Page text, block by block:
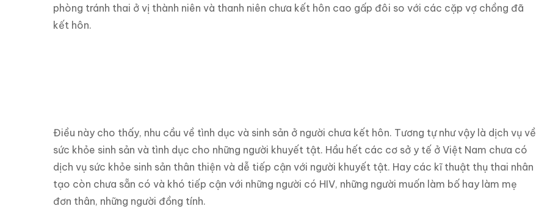
phòng tránh thai ở vị thành niên và thanh niên chưa kết hôn cao gấp đôi so với các cặp vợ chồng đã
kết hôn.
Điều này cho thấy, nhu cầu về tình dục và sinh sản ở người chưa kết hôn. Tương tự như vậy là dịch vụ về
sức khỏe sinh sản và tình dục cho những người khuyết tật. Hầu hết các cơ sở y tế ở Việt Nam chưa có
dịch vụ sức khỏe sinh sản thân thiện và dễ tiếp cận với người khuyết tật. Hay các kĩ thuật thụ thai nhân
tạo còn chưa sẵn có và khó tiếp cận với những người có HIV, những người muốn làm bố hay làm mẹ
đơn thân, những người đồng tính.